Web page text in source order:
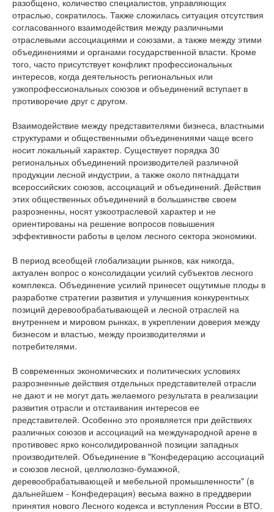
разобщено, количество специалистов, управляющих
отраслью, сократилось. Также сложилась ситуация отсутствия
согласованного взаимодействия между различными
отраслевыми ассоциациями и союзами, а также между этими
объединениями и органами государственной власти. Кроме
того, часто присутствует конфликт профессиональных
интересов, когда деятельность региональных или
узкопрофессиональных союзов и объединений вступает в
противоречие друг с другом.
Взаимодействие между представителями бизнеса, властными
структурами и общественными объединениями чаще всего
носит локальный характер. Существует порядка 30
региональных объединений производителей различной
продукции лесной индустрии, а также около пятнадцати
всероссийских союзов, ассоциаций и объединений. Действия
этих общественных объединений в большинстве своем
разрозненны, носят узкоотраслевой характер и не
ориентированы на решение вопросов повышения
эффективности работы в целом лесного сектора экономики.
В период всеобщей глобализации рынков, как никогда,
актуален вопрос о консолидации усилий субъектов лесного
комплекса. Объединение усилий принесет ощутимые плоды в
разработке стратегии развития и улучшения конкурентных
позиций деревообрабатывающей и лесной отраслей на
внутреннем и мировом рынках, в укреплении доверия между
бизнесом и властью, между производителями и
потребителями.
В современных экономических и политических условиях
разрозненные действия отдельных представителей отрасли
не дают и не могут дать желаемого результата в реализации
развития отрасли и отстаивания интересов ее
представителей. Особенно это проявляется при действиях
различных союзов и ассоциаций на международной арене в
противовес ярко консолидированной позиции западных
производителей. Объединение в "Конфедерацию ассоциаций
и союзов лесной, целлюлозно-бумажной,
деревообрабатывающей и мебельной промышленности" (в
дальнейшем - Конфедерация) весьма важно в преддверии
принятия нового Лесного кодекса и вступления России в ВТО.